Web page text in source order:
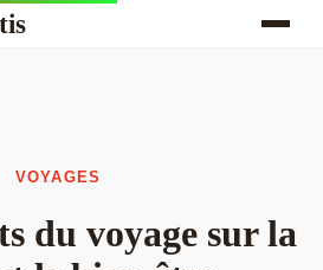
VOYAGES
du voyage sur la